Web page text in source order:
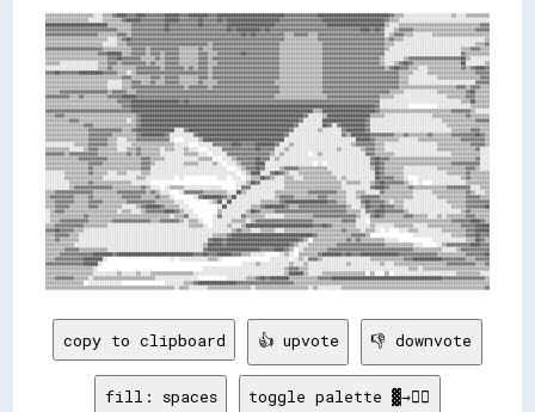
copy to clipboard 👍 upvote 👎 downvote
fill: spaces toggle palette ▓→✊🏽